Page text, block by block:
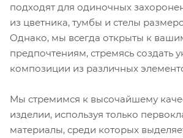
подходят для одиночных
из цветника, тумбы и стелы
Однако, мы всегда открыты к
предпочтениям, стремясь создать
композиции из различных
Мы стремимся к высочайшему
изделии, используя только
материалы, среди которых